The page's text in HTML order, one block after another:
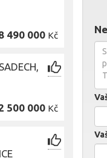
490 000 Kč
500 000 Kč